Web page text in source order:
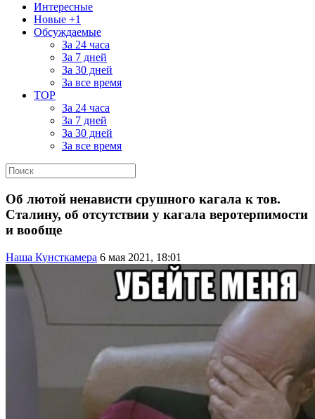
Интересные
Новые +1
Обсуждаемые
За 24 часа
За 7 дней
За 30 дней
За все время
TOP
За 24 часа
За 7 дней
За 30 дней
За все время
Об лютой ненависти срушного кагала к тов.
Сталину, об отсутствии у кагала веротерпимости
и вообще
Наша Кунсткамера 6 мая 2021, 18:01